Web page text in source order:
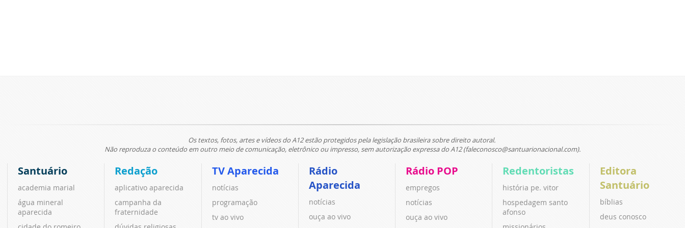
Os textos, fotos, artes e vídeos do A12 estão protegidos pela legislação brasileira sobre direito autoral.
Não reproduza o conteúdo em outro meio de comunicação, eletrônico ou impresso, sem autorização expressa do A12 (faleconosco@santuarionacional.com).
Santuário
academia marial
água mineral
aparecida
Redação
aplicativo aparecida
campanha da
fraternidade
TV Aparecida
notícias
programação
tv ao vivo
Rádio
Aparecida
notícias
ouça ao vivo
Rádio POP
empregos
notícias
ouça ao vivo
Redentoristas
história pe. vitor
hospedagem santo
afonso
Editora
Santuário
bíblias
deus conosco